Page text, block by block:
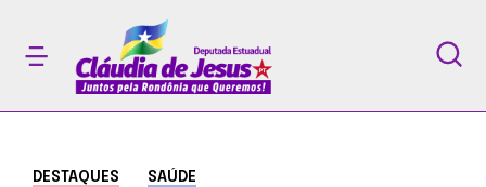
DESTAQUES SAÚDE